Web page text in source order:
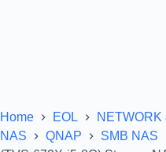
Home EOL
NAS
QNAP
SMB NAS